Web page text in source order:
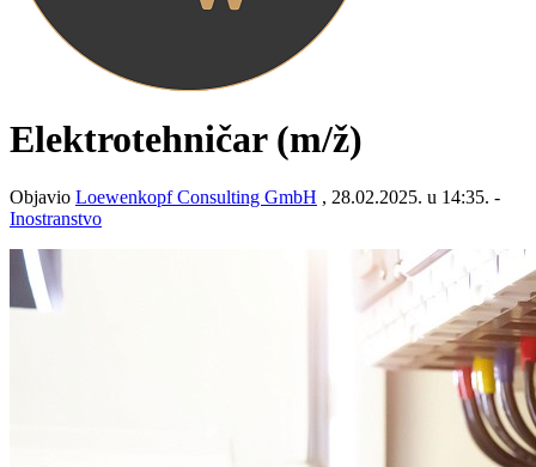
Elektrotehničar (m/ž)
Objavio Loewenkopf Consulting GmbH , 28.02.2025. u 14:35. -
Inostranstvo